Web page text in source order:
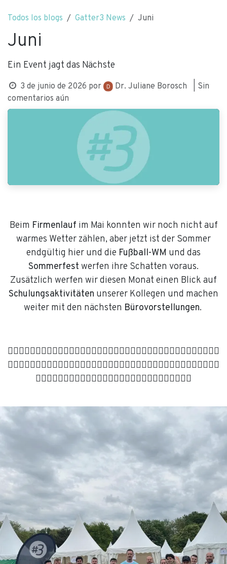
Todos los blogs
Gatter3 News Juni
Juni
Ein Event jagt das Nächste
3 de junio de 2026 por Dr. Juliane Borosch
| Sin
comentarios aún
Beim Firmenlauf im Mai konnten wir noch nicht auf
warmes Wetter zählen, aber jetzt ist der Sommer
endgültig hier und die Fußball-WM und das
Sommerfest werfen ihre Schatten voraus.
Zusätzlich werfen wir diesen Monat einen Blick auf
Schulungsaktivitäten unserer Kollegen und machen
weiter mit den nächsten Bürovorstellungen.
🏃‍♀️🏃‍♂️🏃‍♀️🏃‍♂️🏃‍♀️🏃‍♂️🏃‍♀️🏃‍♂️🏃‍♀️🏃‍♂️🏃‍♀️🏃‍♂️🏃‍♀️🏃‍♂️🏃‍♀️🏃‍♂️🏃‍♀️🏃‍♂️🏃‍♀️
🏃‍♂️🏃‍♀️🏃‍♂️🏃‍♀️🏃‍♂️🏃‍♀️🏃‍♂️🏃‍♀️🏃‍♂️🏃‍♀️🏃‍♂️🏃‍♀️🏃‍♂️🏃‍♀️🏃‍♂️🏃‍♀️🏃‍♂️🏃‍♀️🏃‍♂️
🏃‍♀️🏃‍♂️🏃‍♀️🏃‍♂️🏃‍♀️🏃‍♂️🏃‍♀️🏃‍♂️🏃‍♀️🏃‍♂️🏃‍♀️🏃‍♂️🏃‍♀️🏃‍♂️